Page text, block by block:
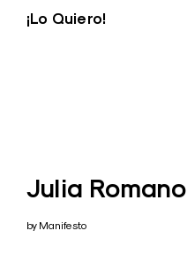
¡Lo Quiero!
Julia Romano
by Manifesto